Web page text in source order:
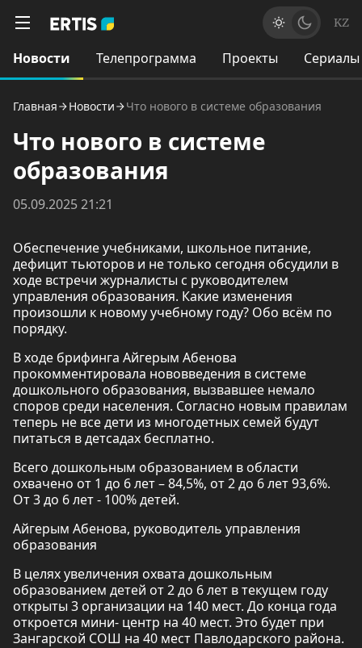
KZ
Новости Телепрограмма Проекты Сериалы
Главная Новости Что нового в системе образования
Что нового в системе
образования
05.09.2025 21:21
Обеспечение учебниками, школьное питание,
дефицит тьюторов и не только сегодня обсудили в
ходе встречи журналисты с руководителем
управления образования. Какие изменения
произошли к новому учебному году? Обо всём по
порядку.
В ходе брифинга Айгерым Абенова
прокомментировала нововведения в системе
дошкольного образования, вызвавшее немало
споров среди населения. Согласно новым правилам
теперь не все дети из многодетных семей будут
питаться в детсадах бесплатно.
Всего дошкольным образованием в области
охвачено от 1 до 6 лет – 84,5%, от 2 до 6 лет 93,6%.
От 3 до 6 лет - 100% детей.
Айгерым Абенова, руководитель управления
образования
В целях увеличения охвата дошкольным
образованием детей от 2 до 6 лет в текущем году
открыты 3 организации на 140 мест. До конца года
откроется мини- центр на 40 мест. Это будет при
Зангарской СОШ на 40 мест Павлодарского района.